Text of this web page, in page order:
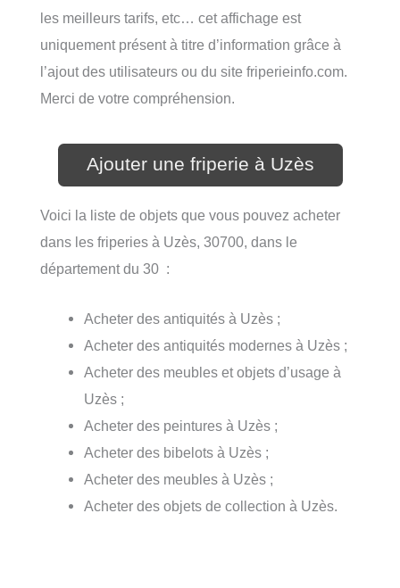
les meilleurs tarifs, etc… cet affichage est
uniquement présent à titre d’information grâce à
l’ajout des utilisateurs ou du site friperieinfo.com.
Merci de votre compréhension.
Ajouter une friperie à Uzès
Voici la liste de objets que vous pouvez acheter
dans les friperies à Uzès, 30700, dans le
département du 30 :
Acheter des antiquités à Uzès ;
Acheter des antiquités modernes à Uzès ;
Acheter des meubles et objets d’usage à
Uzès ;
Acheter des peintures à Uzès ;
Acheter des bibelots à Uzès ;
Acheter des meubles à Uzès ;
Acheter des objets de collection à Uzès.